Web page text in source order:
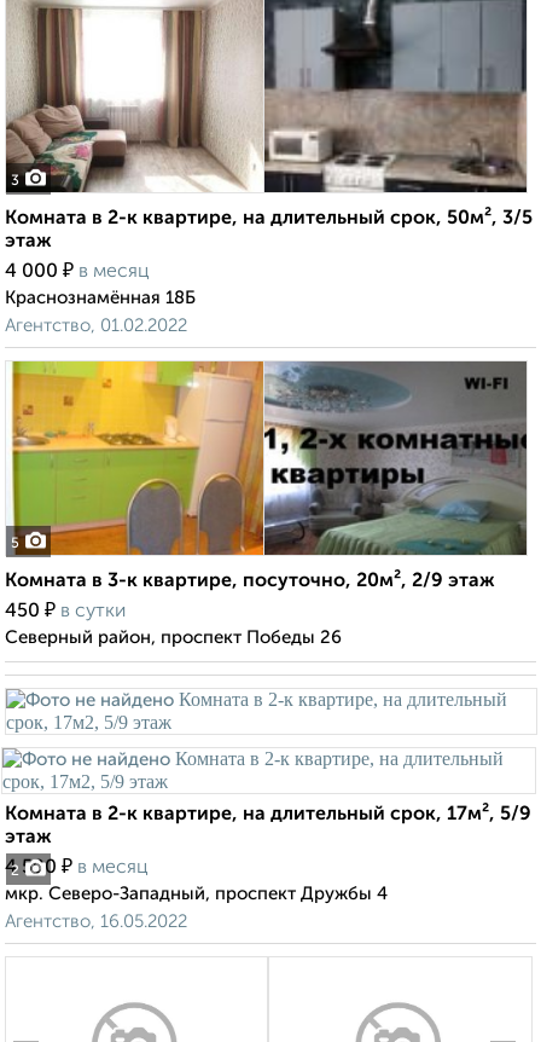
3
Комната в 2-к квартире, на длительный срок, 50м², 3/5
этаж
4 000 ₽ в месяц
Краснознамённая 18Б
Агентство, 01.02.2022
5
Комната в 3-к квартире, посуточно, 20м², 2/9 этаж
450 ₽ в сутки
Северный район, проспект Победы 26
2
Комната в 2-к квартире, на длительный срок, 17м², 5/9
этаж
4 500 ₽ в месяц
мкр. Северо-Западный, проспект Дружбы 4
Агентство, 16.05.2022